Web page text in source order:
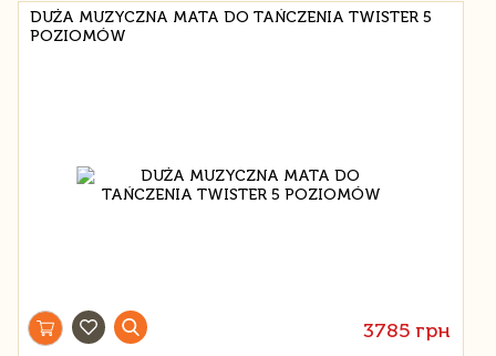
DUŻA MUZYCZNA MATA DO TAŃCZENIA TWISTER 5
POZIOMÓW
3785 грн